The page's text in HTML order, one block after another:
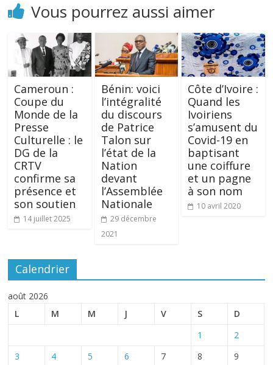
Vous pourrez aussi aimer
Cameroun :
Coupe du
Monde de la
Presse
Culturelle : le
DG de la
CRTV
confirme sa
présence et
son soutien
14 juillet 2025
Bénin: voici
l’intégralité
du discours
de Patrice
Talon sur
l’état de la
Nation
devant
l’Assemblée
Nationale
29 décembre
2021
Côte d’Ivoire :
Quand les
Ivoiriens
s’amusent du
Covid-19 en
baptisant
une coiffure
et un pagne
à son nom
10 avril 2020
Calendrier
août 2026
L
M M J V S D
1
2
3
4 5 6 7 8
9